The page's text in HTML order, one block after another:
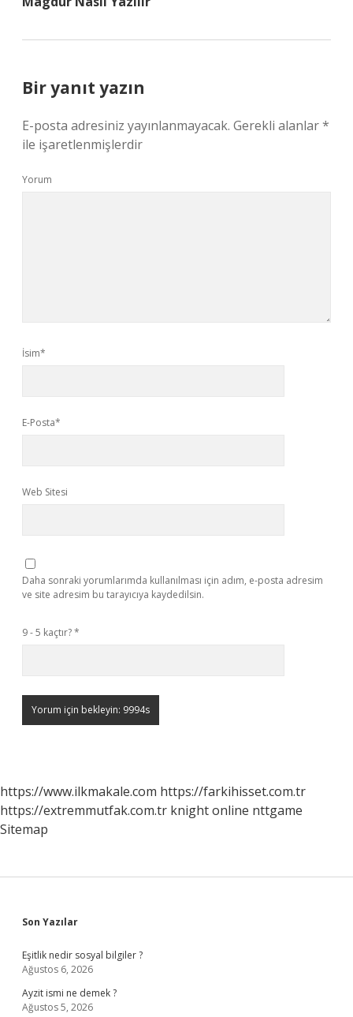
Bir yanıt yazın
E-posta adresiniz yayınlanmayacak. Gerekli alanlar*
ile işaretlenmişlerdir
Yorum
İsim*
E-Posta*
Web Sitesi
Daha sonraki yorumlarımda kullanılması için adım, e-posta adresim
ve site adresim bu tarayıcıya kaydedilsin.
9 - 5 kaçtır?*
https://www.ilkmakale.com https://farkihisset.com.tr
https://extremmutfak.com.tr knight online nttgame
Sitemap
Sidebar
Son Yazılar
Eşitlik nedir sosyal bilgiler ?
Ağustos 6, 2026
Ayzit ismi ne demek ?
Ağustos 5, 2026